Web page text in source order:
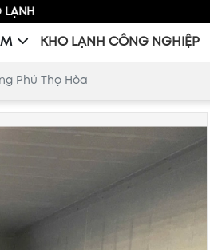
KHO LẠNH CÔNG NGHIỆP
Phú Thọ Hòa